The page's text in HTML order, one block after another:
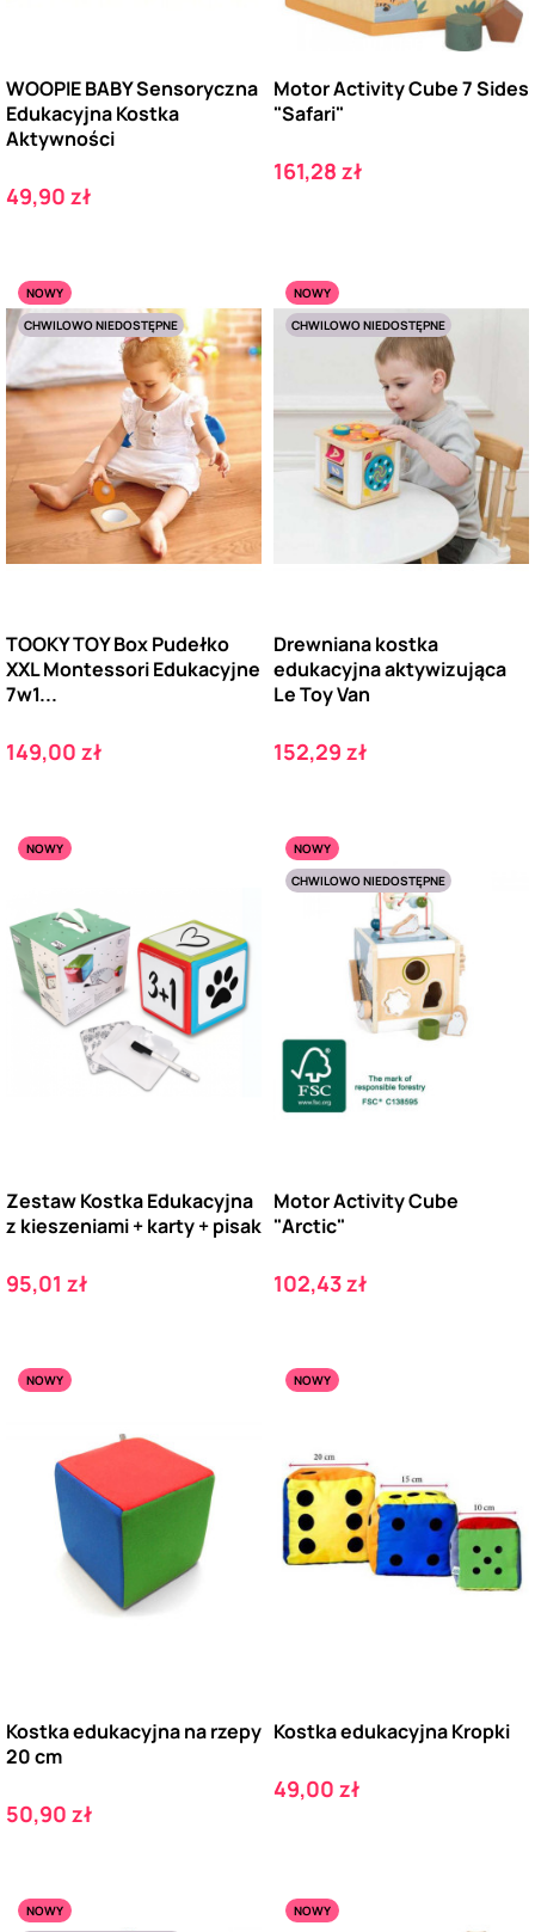
WOOPIE BABY Sensoryczna
Edukacyjna Kostka
Aktywności
Cena
49,90 zł
Motor Activity Cube 7 Sides
"Safari"
Cena
161,28 zł
NOWY
CHWILOWO NIEDOSTĘPNE
TOOKY TOY Box Pudełko
XXL Montessori Edukacyjne
7w1...
Cena
149,00 zł
NOWY
CHWILOWO NIEDOSTĘPNE
Drewniana kostka
edukacyjna aktywizująca
Le Toy Van
Cena
152,29 zł
NOWY
Zestaw Kostka Edukacyjna
z kieszeniami + karty + pisak
Cena
95,01 zł
NOWY
CHWILOWO NIEDOSTĘPNE
Motor Activity Cube
"Arctic"
Cena
102,43 zł
NOWY
Kostka edukacyjna na rzepy
20 cm
Cena
50,90 zł
NOWY
Kostka edukacyjna Kropki
Cena
49,00 zł
NOWY
NOWY